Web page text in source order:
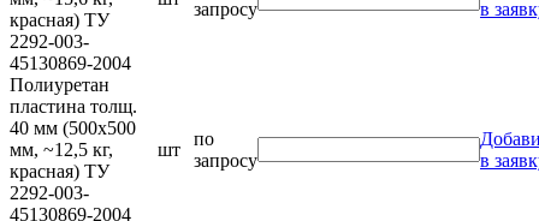
красная) ТУ
2292-003-
45130869-2004
запросу
в
Полиуретан
пластина толщ.
40 мм (500х500
мм, ~12,5 кг,
красная) ТУ
2292-003-
45130869-2004
шт
по
запросу
в